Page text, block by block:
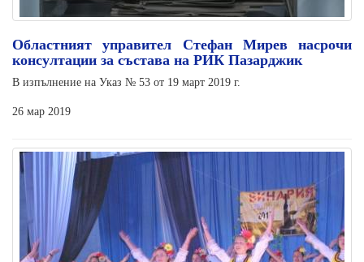
Областният управител Стефан Мирев насрочи
консултации за състава на РИК Пазарджик
В изпълнение на Указ № 53 от 19 март 2019 г.
26 мар 2019